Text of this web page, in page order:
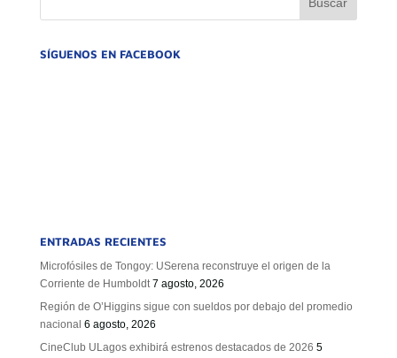
SÍGUENOS EN FACEBOOK
ENTRADAS RECIENTES
Microfósiles de Tongoy: USerena reconstruye el origen de la
Corriente de Humboldt 7 agosto, 2026
Región de O’Higgins sigue con sueldos por debajo del promedio
nacional 6 agosto, 2026
CineClub ULagos exhibirá estrenos destacados de 2026 5